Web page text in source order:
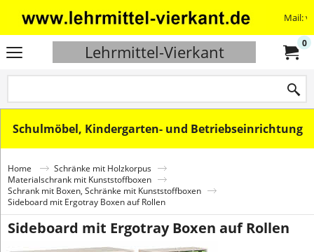
Mail:
Lehrmittel-Vierkant 0
Schulmöbel, Kindergarten- und Betriebseinrichtung
Home
Schränke mit Holzkorpus
Materialschrank mit Kunststoffboxen
Schrank mit Boxen, Schränke mit Kunststoffboxen
Sideboard mit Ergotray Boxen auf Rollen
Sideboard mit Ergotray Boxen auf Rollen